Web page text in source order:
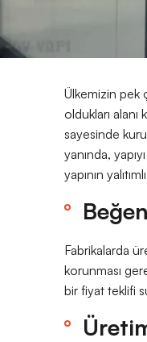
Ülkemizin pek
oldukları alanı
sayesinde
yanında,
yapının
Fabrikalarda
korunması
bir fiyat teklifi